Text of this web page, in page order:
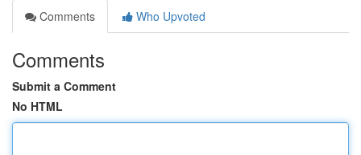
Comments
Who Upvoted
Comments
Submit a Comment
No HTML